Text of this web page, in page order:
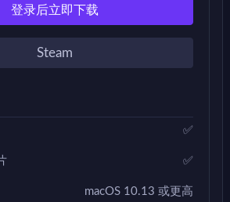
登录后立即下载
Steam
✅
✅
macOS 10.13 或更高